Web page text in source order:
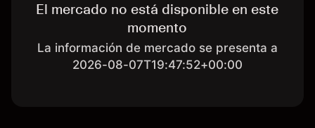
El mercado no está disponible en este
momento
La información de mercado se presenta a
2026-08-07T19:47:52+00:00